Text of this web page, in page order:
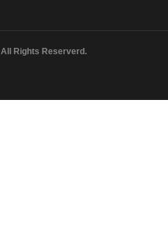
All Rights Reserverd.